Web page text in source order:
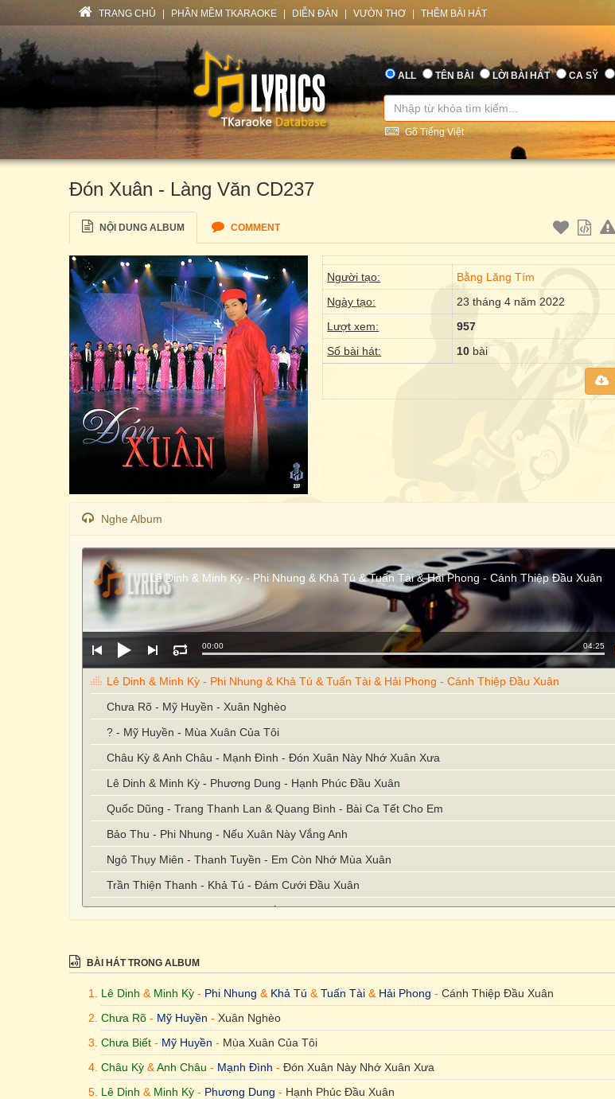
TRANG CHỦ PHẦN MỀM TKARAOKE DIỄN ĐÀN VƯỜN THƠ THÊM BÀI HÁT
ALL TÊN BÀI LỜI BÀI HÁT CA SỸ
Gõ Tiếng Việt
Đón Xuân - Làng Văn CD237
NỘI DUNG ALBUM COMMENT
Người tạo:
Bằng Lăng Tím
Ngày tạo:
23 tháng 4 năm 2022
Lượt xem:
957
Số bài hát:
10 bài
Nghe Album
Lê Dinh & Minh Kỳ - Phi Nhung & Khả Tú & Tuấn Tài & Hải Phong - Cánh Thiệp Đầu Xuân
00:00 04:25
Lê Dinh & Minh Kỳ - Phi Nhung & Khả Tú & Tuấn Tài & Hải Phong - Cánh Thiệp Đầu Xuân
Chưa Rõ - Mỹ Huyền - Xuân Nghèo
? - Mỹ Huyền - Mùa Xuân Của Tôi
Châu Kỳ & Anh Châu - Mạnh Đình - Đón Xuân Này Nhớ Xuân Xưa
Lê Dinh & Minh Kỳ - Phương Dung - Hạnh Phúc Đầu Xuân
Quốc Dũng - Trang Thanh Lan & Quang Bình - Bài Ca Tết Cho Em
Bảo Thu - Phi Nhung - Nếu Xuân Này Vắng Anh
Ngô Thụy Miên - Thanh Tuyền - Em Còn Nhớ Mùa Xuân
Trần Thiện Thanh - Khả Tú - Đám Cưới Đầu Xuân
Phạm Đình Chương - Dạ Nhật Yến & Phương Hùng - Đón Xuân
BÀI HÁT TRONG ALBUM
Lê Dinh & Minh Kỳ - Phi Nhung & Khả Tú & Tuấn Tài & Hải Phong - Cánh Thiệp Đầu Xuân
Chưa Rõ - Mỹ Huyền - Xuân Nghèo
Chưa Biết - Mỹ Huyền - Mùa Xuân Của Tôi
Châu Kỳ &Anh Châu - Mạnh Đình - Đón Xuân Này Nhớ Xuân Xưa
Lê Dinh & Minh Kỳ - Phương Dung - Hạnh Phúc Đầu Xuân